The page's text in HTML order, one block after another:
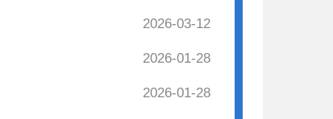
2026-03-12
2026-01-28
2026-01-28